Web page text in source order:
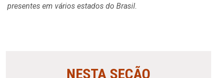
presentes em vários estados do Brasil.
NESTA SEÇÃO